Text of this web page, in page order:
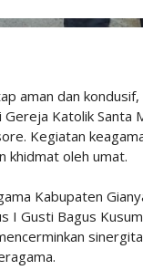
aman dan
Katolik Santa
Kegiatan
khidmat oleh umat.
Kabupaten
I Gusti Bagus